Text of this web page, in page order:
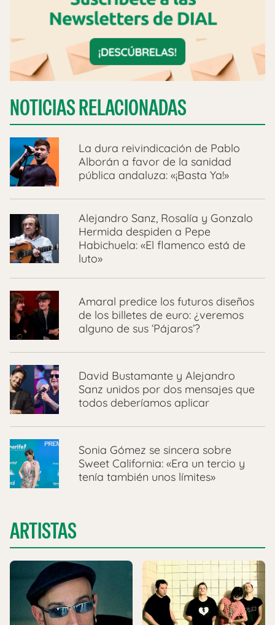
NOTICIAS RELACIONADAS
La dura reivindicación de Pablo
Alborán a favor de la sanidad
pública andaluza: «¡Basta Ya!»
Alejandro Sanz, Rosalía y Gonzalo
Hermida despiden a Pepe
Habichuela: «El flamenco está de
luto»
Amaral predice los futuros diseños
de los billetes de euro: ¿veremos
alguno de sus ‘Pájaros’?
David Bustamante y Alejandro
Sanz unidos por dos mensajes que
todos deberíamos aplicar
Sonia Gómez se sincera sobre
Sweet California: «Era un tercio y
tenía también unos límites»
ARTISTAS